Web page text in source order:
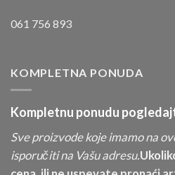
061 756 893
KOMPLETNA PONUDA
Kompletnu ponudu
Sve proizvode koje imamo na
isporučiti na Vašu adresu.